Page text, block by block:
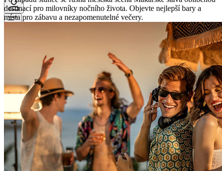
destinací pro milovníky nočního života. Objevte nejlepší bary a
místa pro zábavu a nezapomenutelné večery.